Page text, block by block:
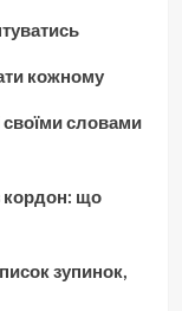
кожному
словами
кордон: що
зупинок,